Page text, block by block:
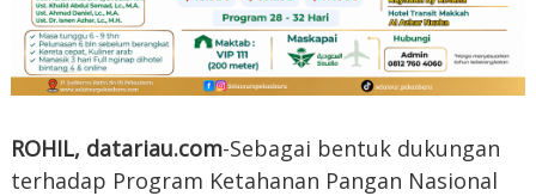
ROHIL, datariau.com-Sebagai bentuk dukungan
terhadap Program Ketahanan Pangan Nasional